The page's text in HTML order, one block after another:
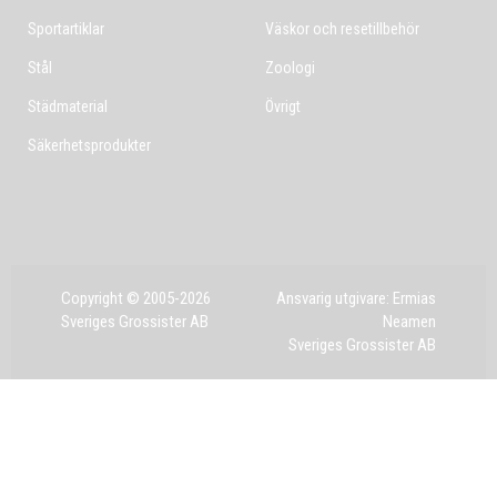
Sportartiklar
Stål
Städmaterial
Säkerhetsprodukter
Väskor och resetillbehör
Zoologi
Övrigt
Copyright © 2005-2026
Sveriges Grossister AB
Ansvarig utgivare: Ermias
Neamen
Sveriges Grossister AB